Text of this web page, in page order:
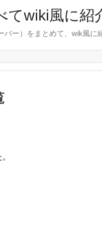
wiki風に紹
バー）をまとめて、wik風に